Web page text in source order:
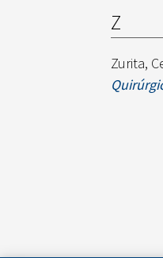
Z
Zurita,